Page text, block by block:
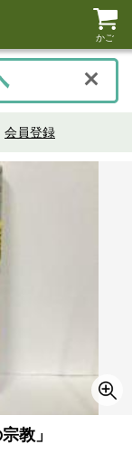
かご
会員登録
教」